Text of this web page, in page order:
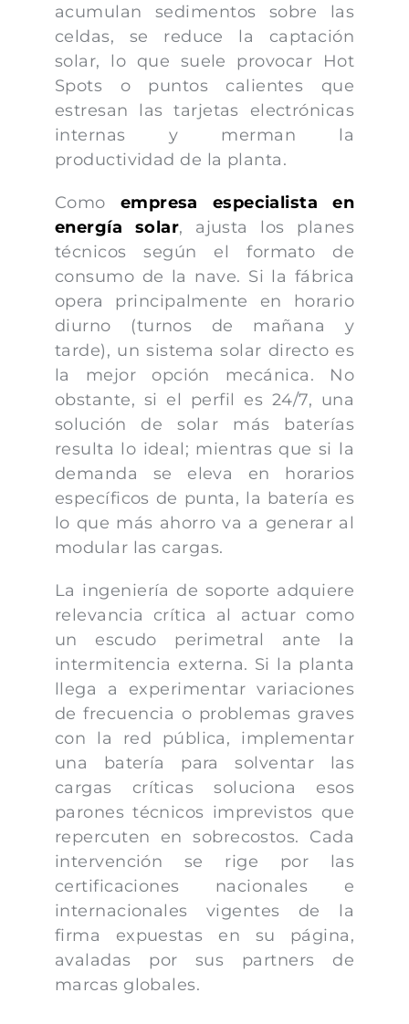
acumulan sedimentos sobre las
celdas, se reduce la captación
solar, lo que suele provocar Hot
Spots o puntos calientes que
estresan las tarjetas electrónicas
internas y merman la
productividad de la planta.
Como empresa especialista en
energía solar, ajusta los planes
técnicos según el formato de
consumo de la nave. Si la fábrica
opera principalmente en horario
diurno (turnos de mañana y
tarde), un sistema solar directo es
la mejor opción mecánica. No
obstante, si el perfil es 24/7, una
solución de solar más baterías
resulta lo ideal; mientras que si la
demanda se eleva en horarios
específicos de punta, la batería es
lo que más ahorro va a generar al
modular las cargas.
La ingeniería de soporte adquiere
relevancia crítica al actuar como
un escudo perimetral ante la
intermitencia externa. Si la planta
llega a experimentar variaciones
de frecuencia o problemas graves
con la red pública, implementar
una batería para solventar las
cargas críticas soluciona esos
parones técnicos imprevistos que
repercuten en sobrecostos. Cada
intervención se rige por las
certificaciones nacionales e
internacionales vigentes de la
firma expuestas en su página,
avaladas por sus partners de
marcas globales.